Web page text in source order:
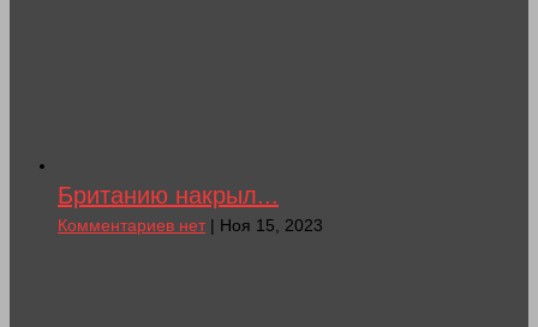
Британию накрыл...
Комментариев нет| Ноя 15, 2023